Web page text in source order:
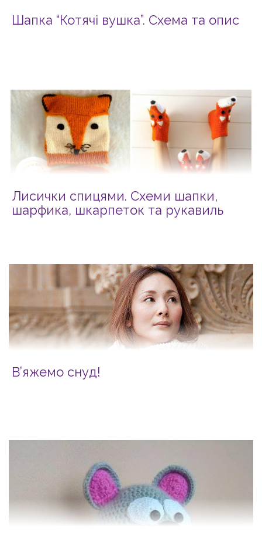
Шапка “Котячі вушка”. Схема та опис
Лисички спицями. Схеми шапки,
шарфика, шкарпеток та рукавиль
В’яжемо снуд!